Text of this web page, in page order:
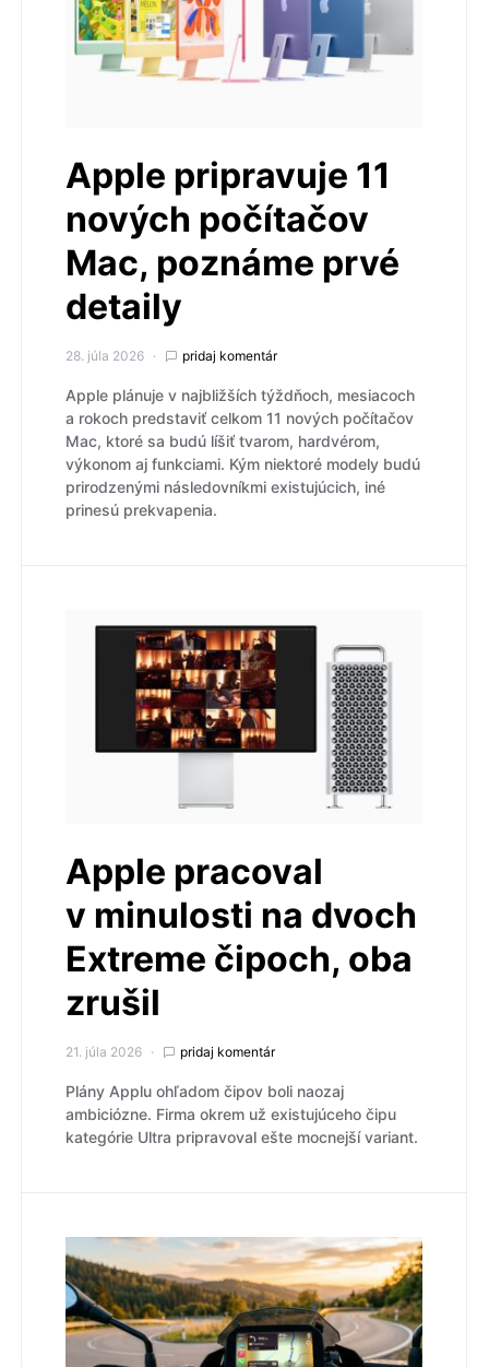
Apple pripravuje 11
nových počítačov
Mac, poznáme prvé
detaily
28. júla 2026 pridaj komentár
Apple plánuje v najbližších týždňoch, mesiacoch
a rokoch predstaviť celkom 11 nových počítačov
Mac, ktoré sa budú líšiť tvarom, hardvérom,
výkonom aj funkciami. Kým niektoré modely budú
prirodzenými následovníkmi existujúcich, iné
prinesú prekvapenia.
Apple pracoval
v minulosti na dvoch
Extreme čipoch, oba
zrušil
21. júla 2026 pridaj komentár
Plány Applu ohľadom čipov boli naozaj
ambiciózne. Firma okrem už existujúceho čipu
kategórie Ultra pripravoval ešte mocnejší variant.